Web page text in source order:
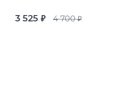
3 525 руб. 4 700руб.